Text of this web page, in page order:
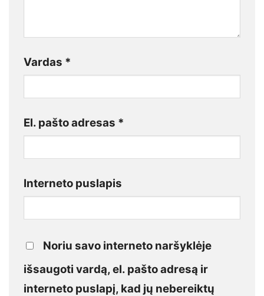
Vardas *
El. pašto adresas *
Interneto puslapis
Noriu savo interneto naršyklėje
išsaugoti vardą, el. pašto adresą ir
interneto puslapį, kad jų nebereiktų